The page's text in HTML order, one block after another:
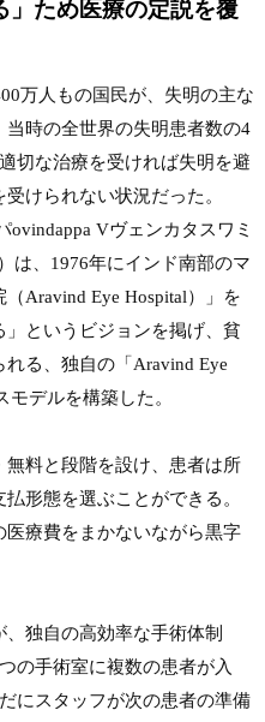
」ため医療の定説を覆
万人もの国民が、失明の主な
時の全世界の失明患者数の4
切な治療を受ければ失明を避
けられない状況だった。
ovindappa Vヴェンカタスワミ
は、1976年にインド南部のマ
Aravind Eye Hospital）」を
というビジョンを掲げ、貧
る、独自の「Aravind Eye
モデルを構築した。
料と段階を設け、患者は所
形態を選ぶことができる。
療費をまかないながら黒字
独自の高効率な手術体制
の手術室に複数の患者が入
にスタッフが次の患者の準備